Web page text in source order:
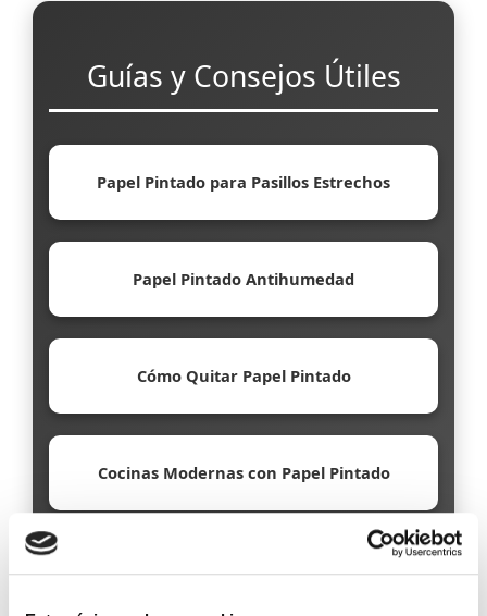
Guías y Consejos Útiles
Papel Pintado para Pasillos Estrechos
Papel Pintado Antihumedad
Cómo Quitar Papel Pintado
Cocinas Modernas con Papel Pintado
Papel Pintado Ecológico